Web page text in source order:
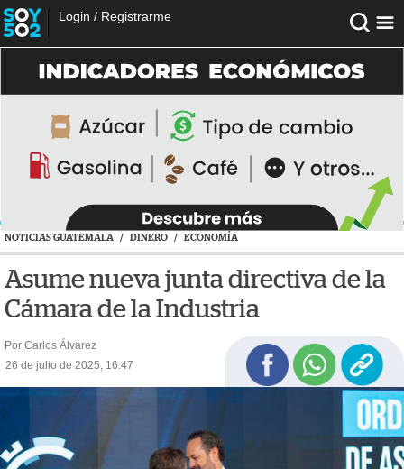
Login / Registrarme
NOTICIAS GUATEMALA / DINERO / ECONOMÍA
Asume nueva junta directiva de la
Cámara de la Industria
Por Carlos Álvarez
26 de julio de 2025, 16:47